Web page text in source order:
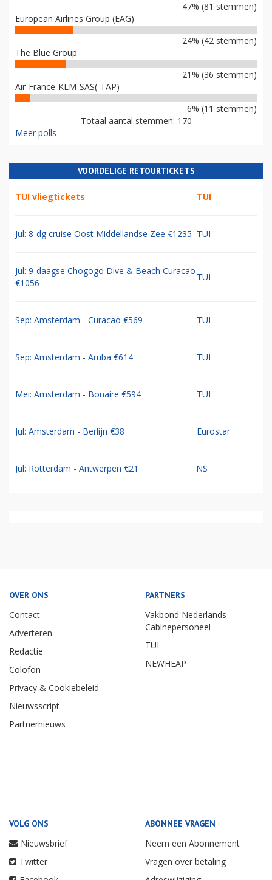
47% (81 stemmen)
European Airlines Group (EAG)
24% (42 stemmen)
The Blue Group
21% (36 stemmen)
Air-France-KLM-SAS(-TAP)
6% (11 stemmen)
Totaal aantal stemmen: 170
Meer polls
VOORDELIGE RETOURTICKETS
TUI vliegtickets TUI
Jul: 8-dg cruise Oost Middellandse Zee €1235 TUI
Jul: 9-daagse Chogogo Dive & Beach Curacao
€1056
TUI
Sep: Amsterdam - Curacao €569 TUI
Sep: Amsterdam - Aruba €614 TUI
Mei: Amsterdam - Bonaire €594 TUI
Jul: Amsterdam - Berlijn €38 Eurostar
Jul: Rotterdam - Antwerpen €21 NS
OVER ONS
Contact
Adverteren
Redactie
Colofon
Privacy & Cookiebeleid
Nieuwsscript
Partnernieuws
PARTNERS
Vakbond Nederlands
Cabinepersoneel
TUI
NEWHEAP
VOLG ONS
Nieuwsbrief
Twitter
ABONNEE VRAGEN
Neem een Abonnement
Vragen over betaling